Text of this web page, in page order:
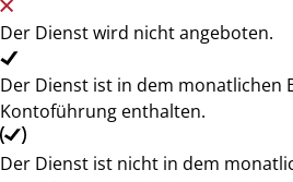
Der Dienst wird nicht angeboten.
Der Dienst ist in dem monatlichen
Kontoführung enthalten.
Der Dienst ist nicht in dem